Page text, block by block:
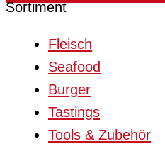
Sortiment
Fleisch
Seafood
Burger
Tastings
Tools & Zubehör